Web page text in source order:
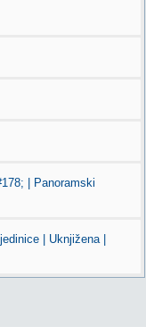
| Panoramski
| Uknjižena |